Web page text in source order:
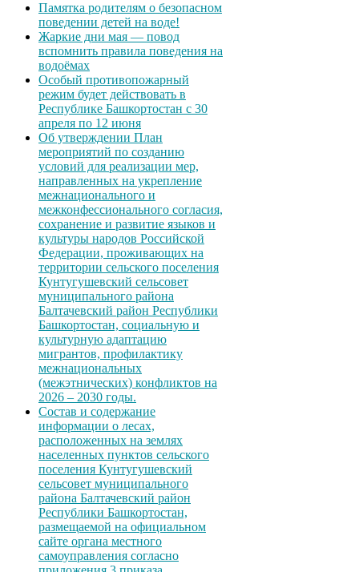
Памятка родителям о безопасном
поведении детей на воде!
Жаркие дни мая — повод
вспомнить правила поведения на
водоёмах
Особый противопожарный
режим будет действовать в
Республике Башкортостан с 30
апреля по 12 июня
Об утверждении План
мероприятий по созданию
условий для реализации мер,
направленных на укрепление
межнационального и
межконфессионального согласия,
сохранение и развитие языков и
культуры народов Российской
Федерации, проживающих на
территории сельского поселения
Кунтугушевский сельсовет
муниципального района
Балтачевский район Республики
Башкортостан, социальную и
культурную адаптацию
мигрантов, профилактику
межнациональных
(межэтнических) конфликтов на
2026 – 2030 годы.
Состав и содержание
информации о лесах,
расположенных на землях
населенных пунктов сельского
поселения Кунтугушевский
сельсовет муниципального
района Балтачевский район
Республики Башкортостан,
размещаемой на официальном
сайте органа местного
самоуправления согласно